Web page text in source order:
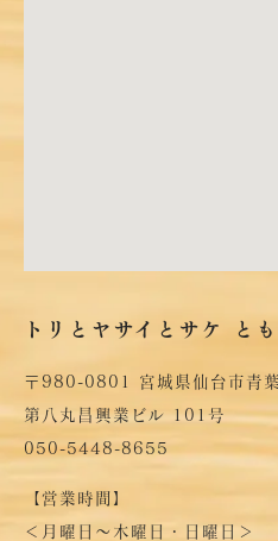
トリとヤサイとサケ とも
〒980-0801 宮城県仙台市青
第八丸昌興業ビル 101号
050-5448-8655
【営業時間】
＜月曜日～木曜日・日曜日＞